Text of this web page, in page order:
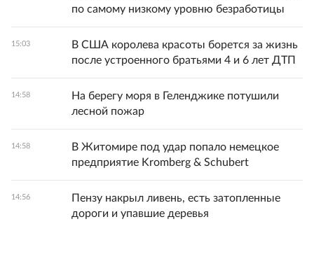
по самому низкому уровню безработицы
15:03
В США королева красоты борется за жизнь
после устроенного братьями 4 и 6 лет ДТП
14:58
На берегу моря в Геленджике потушили
лесной пожар
14:58
В Житомире под удар попало немецкое
предприятие Kromberg & Schubert
14:56
Пензу накрыл ливень, есть затопленные
дороги и упавшие деревья